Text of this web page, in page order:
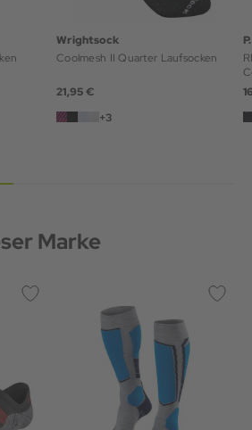
Wrightsock
Coolmesh II Quarter Laufsocken
21,95 €
+3
Marke